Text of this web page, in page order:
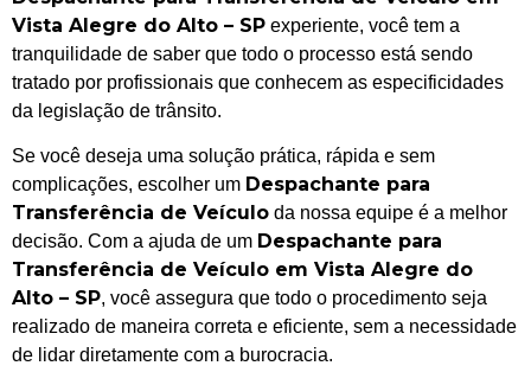
Vista Alegre do Alto – SP experiente, você tem a
tranquilidade de saber que todo o processo está sendo
tratado por profissionais que conhecem as especificidades
da legislação de trânsito.
Se você deseja uma solução prática, rápida e sem
complicações, escolher um Despachante para
Transferência de Veículo da nossa equipe é a melhor
decisão. Com a ajuda de um Despachante para
Transferência de Veículo em Vista Alegre do
Alto – SP, você assegura que todo o procedimento seja
realizado de maneira correta e eficiente, sem a necessidade
de lidar diretamente com a burocracia.